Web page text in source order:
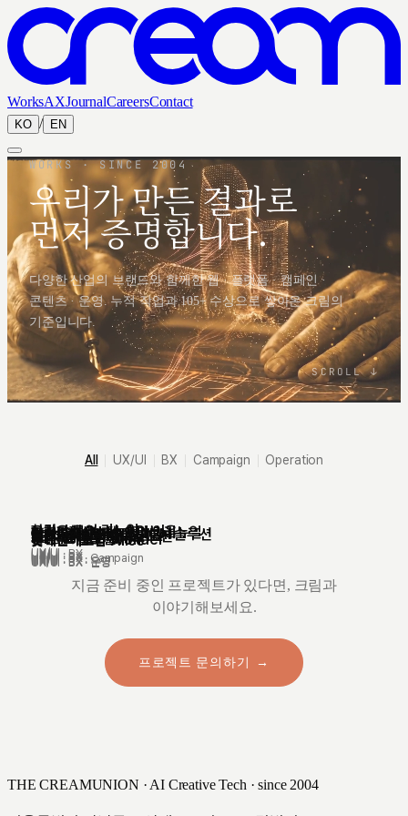
WorksAXJournalCareersContact
KO / EN
WORKS · SINCE 2004
우리가 만든 결과로
먼저 증명합니다.
다양한 산업의 브랜드와 함께한 웹 · 플랫폼 · 캠페인 ·
콘텐츠 · 운영. 누적 작업과 105+ 수상으로 쌓아온 크림의
기준입니다.
SCROLL ↓
All | UX/UI | BX | Campaign | Operation
한컴 스토어 리뉴얼
UX/UI
우리은행 Open API 이음
UX/UI · BX
한화파워시스템 오피셜 리뉴얼
UX/UI
한컴 오피셜 리뉴얼
UX/UI
아이티아이즈 GENAI AI 솔루션
UX/UI · BX
천재교육 교과서 전시관
UX/UI
KB 마블 와이드 프로모션
UX/UI · BX · Campaign
롯데미래전략연구소
UX/UI
KB증권 마블 미니
UX/UI
한컴 AI 글로벌
UX/UI
롯데손해보험 Wonder
UX/UI · BX · 운영
롯데손해보험 Alice
UX/UI · BX · 운영
지금 준비 중인 프로젝트가 있다면, 크림과
이야기해보세요.
프로젝트 문의하기
THE CREAMUNION · AI Creative Tech · since 2004